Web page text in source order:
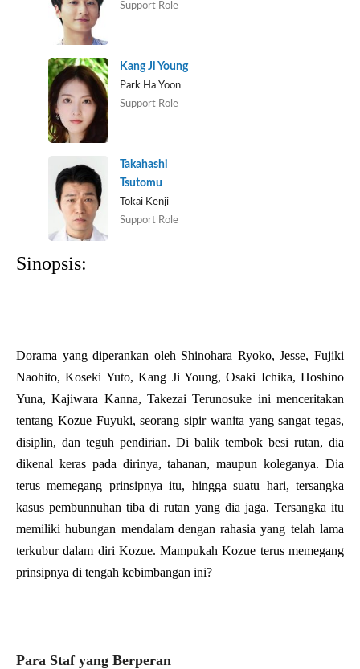
Support Role
Kang Ji Young
Park Ha Yoon
Support Role
Takahashi
Tsutomu
Tokai Kenji
Support Role
Sinopsis:
Dorama yang diperankan oleh Shinohara Ryoko, Jesse, Fujiki
Naohito, Koseki Yuto, Kang Ji Young, Osaki Ichika, Hoshino
Yuna, Kajiwara Kanna, Takezai Terunosuke ini menceritakan
tentang Kozue Fuyuki, seorang sipir wanita yang sangat tegas,
disiplin, dan teguh pendirian. Di balik tembok besi rutan, dia
dikenal keras pada dirinya, tahanan, maupun koleganya. Dia
terus memegang prinsipnya itu, hingga suatu hari, tersangka
kasus pembunnuhan tiba di rutan yang dia jaga. Tersangka itu
memiliki hubungan mendalam dengan rahasia yang telah lama
terkubur dalam diri Kozue. Mampukah Kozue terus memegang
prinsipnya di tengah kebimbangan ini?
Para Staf yang Berperan